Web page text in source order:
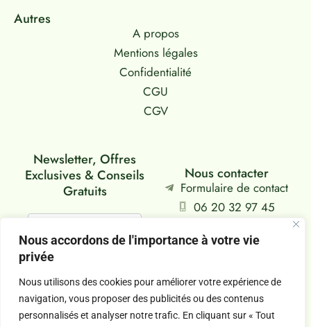
Nous accordons de l'importance à votre vie
privée
Nous utilisons des cookies pour améliorer votre expérience de
navigation, vous proposer des publicités ou des contenus
personnalisés et analyser notre trafic. En cliquant sur « Tout
Autres
A propos
Mentions légales
Confidentialité
CGU
CGV
Newsletter, Offres
Exclusives & Conseils
Gratuits
Nous contacter
Formulaire de contact
06 20 32 97 45
Copyright @2026 sylvia-aromatherapeute.fr